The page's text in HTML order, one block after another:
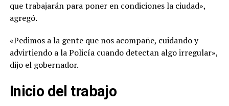
que trabajarán para poner en condiciones la ciudad»,
agregó.
«Pedimos a la gente que nos acompañe, cuidando y
advirtiendo a la Policía cuando detectan algo irregular»,
dijo el gobernador.
Inicio del trabajo